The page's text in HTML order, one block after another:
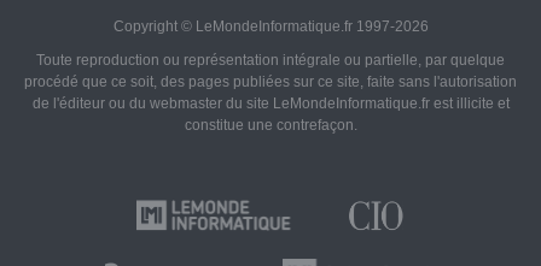
Copyright © LeMondeInformatique.fr 1997-2026
Toute reproduction ou représentation intégrale ou partielle, par quelque
procédé que ce soit, des pages publiées sur ce site, faite sans l'autorisation
de l'éditeur ou du webmaster du site LeMondeInformatique.fr est illicite et
constitue une contrefaçon.